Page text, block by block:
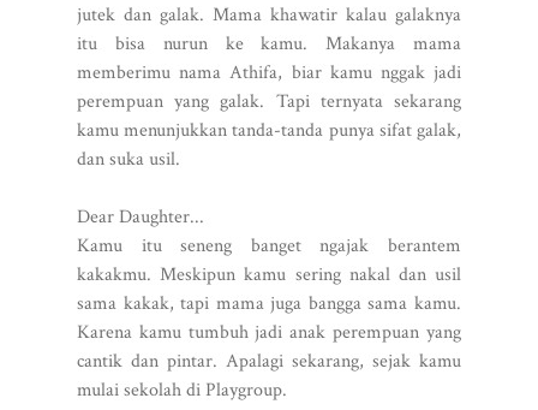
jutek dan galak. Mama khawatir kalau galaknya
itu bisa nurun ke kamu. Makanya mama
memberimu nama Athifa, biar kamu nggak jadi
perempuan yang galak. Tapi ternyata sekarang
kamu menunjukkan tanda-tanda punya sifat galak,
dan suka usil.
Dear Daughter...
Kamu itu seneng banget ngajak berantem
kakakmu. Meskipun kamu sering nakal dan usil
sama kakak, tapi mama juga bangga sama kamu.
Karena kamu tumbuh jadi anak perempuan yang
cantik dan pintar. Apalagi sekarang, sejak kamu
mulai sekolah di Playgroup.